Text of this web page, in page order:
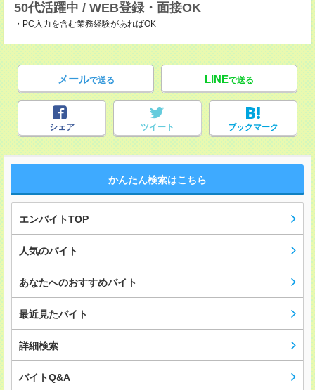
50代活躍中 / WEB登録・面接OK
・PC入力を含む業務経験があればOK
メールで送る LINEで送る
シェア ツイート ブックマーク
かんたん検索はこちら
エンバイトTOP
人気のバイト
あなたへのおすすめバイト
最近見たバイト
詳細検索
バイトQ&A